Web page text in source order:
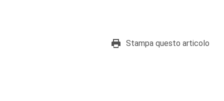
Stampa questo articolo